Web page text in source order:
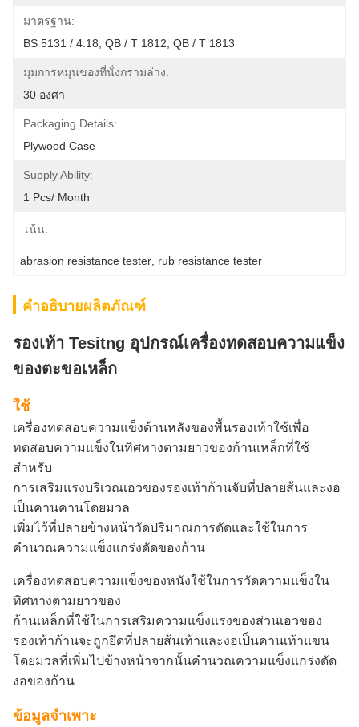
มาตรฐาน:
BS 5131 / 4.18, QB / T 1812, QB / T 1813
มุมการหมุนของที่นั่งกรามล่าง:
30 องศา
Packaging Details:
Plywood Case
Supply Ability:
1 Pcs/ Month
เน้น:
abrasion resistance tester rub resistance tester
คำอธิบายผลิตภัณฑ์
รองเท้า Tesitng อุปกรณ์เครื่องทดสอบความแข็ง
ของตะขอเหล็ก
ใช้
เครื่องทดสอบความแข็งด้านหลังของพื้นรองเท้าใช้เพื่อ
ทดสอบความแข็งในทิศทางตามยาวของก้านเหล็กที่ใช้
สำหรับ
การเสริมแรงบริเวณเอวของรองเท้าก้านจับที่ปลายส้นและงอ
เป็นคานคานโดยมวล
เพิ่มไว้ที่ปลายข้างหน้าวัดปริมาณการดัดและใช้ในการ
คำนวณความแข็งแกร่งดัดของก้าน
เครื่องทดสอบความแข็งของหนังใช้ในการวัดความแข็งใน
ทิศทางตามยาวของ
ก้านเหล็กที่ใช้ในการเสริมความแข็งแรงของส่วนเอวของ
รองเท้าก้านจะถูกยึดที่ปลายส้นเท้าและงอเป็นคานเท้าแขน
โดยมวลที่เพิ่มไปข้างหน้าจากนั้นคำนวณความแข็งแกร่งดัด
งอของก้าน
ข้อมูลจำเพาะ